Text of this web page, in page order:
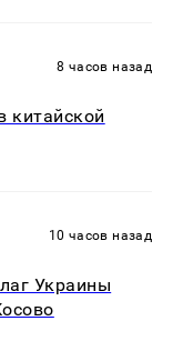
8 часов назад
китайской
10 часов назад
Украины